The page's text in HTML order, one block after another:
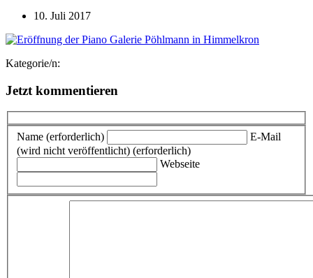
10. Juli 2017
Kategorie/n:
Jetzt kommentieren
Name (erforderlich)
E-Mail
(wird nicht veröffentlicht) (erforderlich)
Webseite